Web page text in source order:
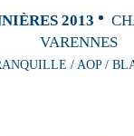
2013
VARENNES
/ AOP /